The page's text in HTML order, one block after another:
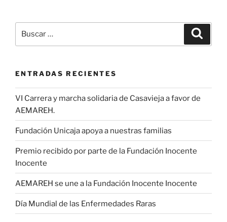
por:
ENTRADAS RECIENTES
VI Carrera y marcha solidaria de Casavieja a favor de
AEMAREH.
Fundación Unicaja apoya a nuestras familias
Premio recibido por parte de la Fundación Inocente
Inocente
AEMAREH se une a la Fundación Inocente Inocente
Día Mundial de las Enfermedades Raras